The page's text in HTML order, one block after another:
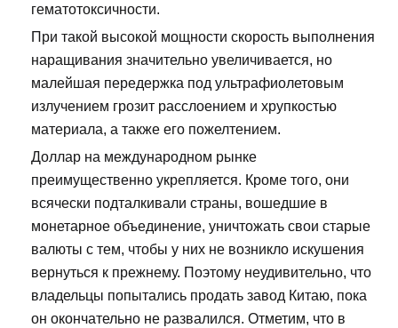
гематотоксичности.
При такой высокой мощности скорость выполнения
наращивания значительно увеличивается, но
малейшая передержка под ультрафиолетовым
излучением грозит расслоением и хрупкостью
материала, а также его пожелтением.
Доллар на международном рынке
преимущественно укрепляется. Кроме того, они
всячески подталкивали страны, вошедшие в
монетарное объединение, уничтожать свои старые
валюты с тем, чтобы у них не возникло искушения
вернуться к прежнему. Поэтому неудивительно, что
владельцы попытались продать завод Китаю, пока
он окончательно не развалился. Отметим, что в